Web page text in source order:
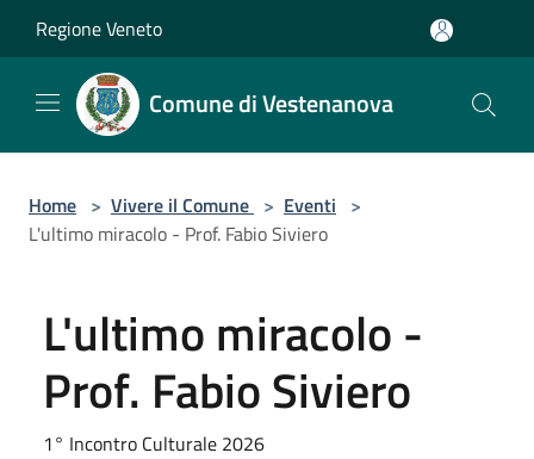
Regione Veneto
Comune di Vestenanova
Home > Vivere il Comune > Eventi >
L'ultimo miracolo - Prof. Fabio Siviero
L'ultimo miracolo -
Prof. Fabio Siviero
1° Incontro Culturale 2026